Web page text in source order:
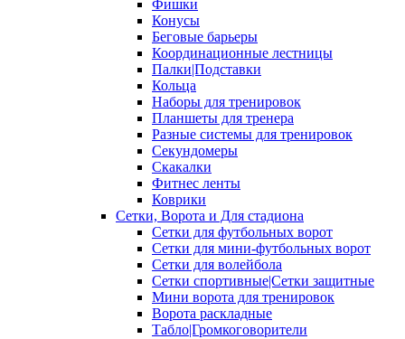
Фишки
Конусы
Беговые барьеры
Координационные лестницы
Палки|Подставки
Кольца
Наборы для тренировок
Планшеты для тренера
Разные системы для тренировок
Секундомеры
Скакалки
Фитнес ленты
Коврики
Сетки, Ворота и Для стадиона
Сетки для футбольных ворот
Сетки для мини-футбольных ворот
Сетки для волейбола
Сетки спортивные|Сетки защитные
Мини ворота для тренировок
Ворота раскладные
Табло|Громкоговорители